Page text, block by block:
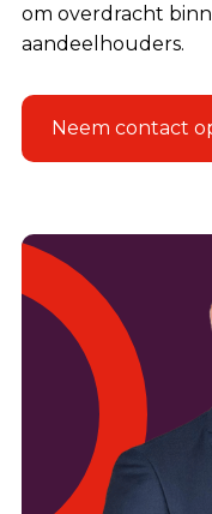
om overdracht
aandeelhouders.
Neem contact